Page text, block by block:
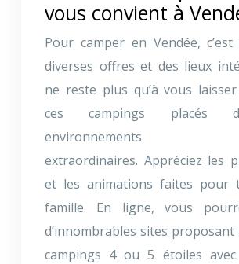
vous convient à
Pour camper en Vendée,
diverses offres et des lieux
ne reste plus qu’à vous
ces campings placés
environnements
extraordinaires. Appréciez les
et les animations faites pour
famille. En ligne, vous
d’innombrables sites proposant
campings 4 ou 5 étoiles